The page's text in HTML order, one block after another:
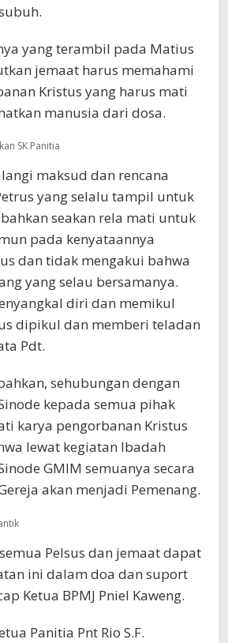
yang terambil pada Matius
jemaat harus memahami
Kristus yang harus mati
manusia dari dosa.
SK Panitia
maksud dan rencana
yang selalu tampil untuk
seakan rela mati untuk
pada kenyataannya
dan tidak mengakui bahwa
yang selau bersamanya.
diri dan memikul
dipikul dan memberi teladan
Pdt.
sehubungan dengan
kepada semua pihak
karya pengorbanan Kristus
lewat kegiatan Ibadah
GMIM semuanya secara
akan menjadi Pemenang.
Pelsus dan jemaat dapat
ini dalam doa dan suport
Ketua BPMJ Pniel Kaweng.
Panitia Pnt Rio S.F.